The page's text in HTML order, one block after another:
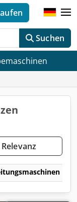
Suchen